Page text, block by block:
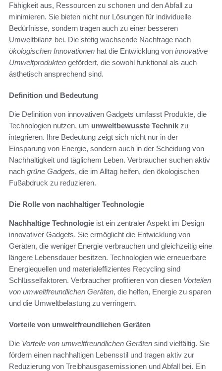
Fähigkeit aus, Ressourcen zu schonen und den Abfall zu
minimieren. Sie bieten nicht nur Lösungen für individuelle
Bedürfnisse, sondern tragen auch zu einer besseren
Umweltbilanz bei. Die stetig wachsende Nachfrage nach
ökologischen Innovationen hat die Entwicklung von innovative
Umweltprodukten gefördert, die sowohl funktional als auch
ästhetisch ansprechend sind.
Definition und Bedeutung
Die Definition von innovativen Gadgets umfasst Produkte, die
Technologien nutzen, um umweltbewusste Technik zu
integrieren. Ihre Bedeutung zeigt sich nicht nur in der
Einsparung von Energie, sondern auch in der Scheidung von
Nachhaltigkeit und täglichem Leben. Verbraucher suchen aktiv
nach grüne Gadgets, die im Alltag helfen, den ökologischen
Fußabdruck zu reduzieren.
Die Rolle von nachhaltiger Technologie
Nachhaltige Technologie ist ein zentraler Aspekt im Design
innovativer Gadgets. Sie ermöglicht die Entwicklung von
Geräten, die weniger Energie verbrauchen und gleichzeitig eine
längere Lebensdauer besitzen. Technologien wie erneuerbare
Energiequellen und materialeffizientes Recycling sind
Schlüsselfaktoren. Verbraucher profitieren von diesen Vorteilen
von umweltfreundlichen Geräten, die helfen, Energie zu sparen
und die Umweltbelastung zu verringern.
Vorteile von umweltfreundlichen Geräten
Die Vorteile von umweltfreundlichen Geräten sind vielfältig. Sie
fördern einen nachhaltigen Lebensstil und tragen aktiv zur
Reduzierung von Treibhausgasemissionen und Abfall bei. Ein